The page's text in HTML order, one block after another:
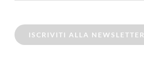
ISCRIVITI ALLA NEWSLETTER